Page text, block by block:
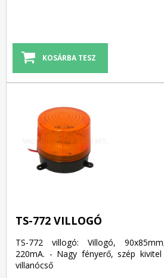
TS-772 VILLOGÓ
TS-772 villogó: Villogó,
220mA. - Nagy fényerő, szép
villanócső